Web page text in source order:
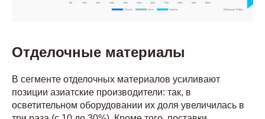
Отделочные материалы
В сегменте отделочных материалов усиливают
позиции азиатские производители: так, в
осветительном оборудовании их доля увеличилась в